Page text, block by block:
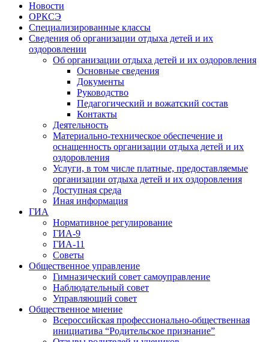
Новости
ОРКСЭ
Специализированные классы
Сведения об организации отдыха детей и их
оздоровлении
Об организации отдыха детей и их оздоровления
Основные сведения
Документы
Руководство
Педагогический и вожатский состав
Контакты
Деятельность
Материально-техническое обеспечение и
оснащенность организации отдыха детей и их
оздоровления
Услуги, в том числе платные, предоставляемые
организации отдыха детей и их оздоровления
Доступная среда
Иная информация
ГИА
Нормативное регулирование
ГИА-9
ГИА-11
Советы
Общественное управление
Гимназический совет самоуправление
Наблюдательный совет
Управляющий совет
Общественное мнение
Всероссийская профессионально-общественная
инициатива “Родительское признание”